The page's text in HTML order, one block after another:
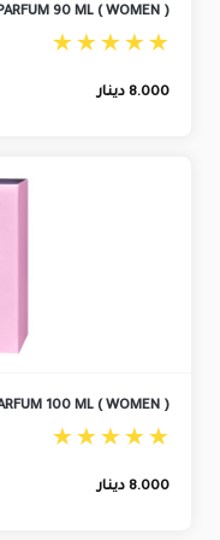
90 ML ( WOMEN )
8.000 دينار
100 ML ( WOMEN )
8.000 دينار